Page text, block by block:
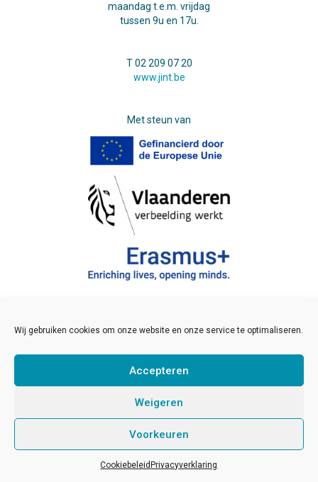
Wij gebruiken cookies om onze website en onze service te optimaliseren.
Accepteren
Weigeren
Voorkeuren
Cookiebeleid Privacyverklaring
maandag t.e.m. vrijdag
tussen 9u en 17u.
T 02 209 07 20
www.jint.be
Met steun van
©2021 JINT vzw
Veelgestelde vragen
Disclaimer
Links
Sitemap
Pers
Developed bySinergio/Kolos